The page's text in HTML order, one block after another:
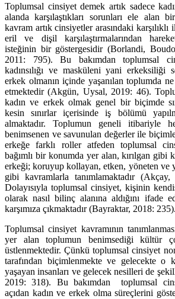
Toplumsal cinsiyet demek artık sadece
alanda karşılaştıkları sorunları ele alan
kavram artık cinsiyetler arasındaki
eril ve dişil karşılaştırmalarından
isteğinin bir göstergesidir (Borlandi,
2011: 795). Bu bakımdan toplumsal
kadınsılığı ve masküleni yani erkeksiliği
erkek olmanın içinde yaşanılan toplumda
etmektedir (Akgün, Uysal, 2019: 46).
kadın ve erkek olmak genel bir biçimde
kesin sınırlar içerisinde iş bölümü
almaktadır. Toplumun geneli itibariyle
benimsenen ve savunulan değerler ile
erkeğe farklı roller atfeden toplumsal
bağımlı bir konumda yer alan, kırılgan gibi
erkeği; koruyup kollayan, etken, yöneten ve
gibi kavramlarla tanımlamaktadır
Dolayısıyla toplumsal cinsiyet, kişinin
olarak nasıl bilinç alanına aldığını ifade
karşımıza çıkmaktadır (Bayraktar, 2018: 235).
Toplumsal cinsiyet kavramının
yer alan toplumun benimsediği kültür
üstlenmektedir. Çünkü toplumsal cinsiyet
tarafından biçimlenmekte ve gelecekte o
yaşayan insanları ve gelecek nesilleri de
2019: 318). Bu bakımdan toplumsal
açıdan kadın ve erkek olma süreçlerini